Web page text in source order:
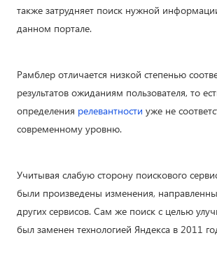
также затрудняет поиск нужной
данном портале.
Рамблер отличается низкой степенью
результатов ожиданиям пользователя, то
определения релевантности уже не
современному уровню.
Учитывая слабую сторону поискового
были произведены изменения,
других сервисов. Сам же поиск с целью
был заменен технологией Яндекса в 2011